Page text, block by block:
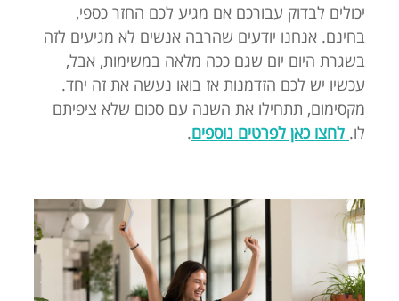
יכולים לבדוק עבורכם אם מגיע לכם החזר כספי,
בחינם. אנחנו יודעים שהרבה אנשים לא מגיעים לזה
בשגרת היום יום שגם ככה מלאה במשימות, אבל,
עכשיו יש לכם הזדמנות אז בואו נעשה את זה יחד.
מקסימום, תתחילו את השנה עם סכום שלא ציפיתם
לו. לחצו כאן לפרטים נוספים.